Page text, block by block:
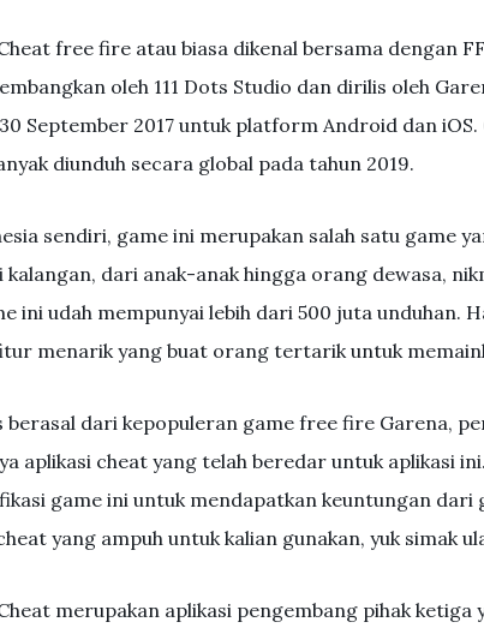
free fire atau biasa dikenal bersama dengan
oleh 111 Dots Studio dan dirilis oleh
September 2017 untuk platform Android dan
diunduh secara global pada tahun 2019.
sendiri, game ini merupakan salah satu game
kalangan, dari anak-anak hingga orang dewasa,
ini udah mempunyai lebih dari 500 juta unduhan.
menarik yang buat orang tertarik untuk
berasal dari kepopuleran game free fire Garena,
aplikasi cheat yang telah beredar untuk aplikasi
game ini untuk mendapatkan keuntungan dari
yang ampuh untuk kalian gunakan, yuk simak
merupakan aplikasi pengembang pihak